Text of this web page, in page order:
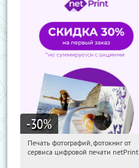
-30%
09:39:34 Получили:
Печать фотографий, фотокниг от
сервиса цифровой печати netPrint